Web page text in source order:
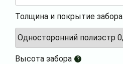
Толщина и покрытие забора
Высота забора ?